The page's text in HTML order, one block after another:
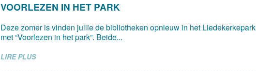
VOORLEZEN IN HET PARK
Deze zomer is vinden jullie de bibliotheken opnieuw in het Liedekerkepark
met “Voorlezen in het park”. Beide...
LIRE PLUS